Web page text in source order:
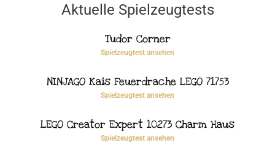
Aktuelle Spielzeugtests
Tudor Corner
Spielzeugtest ansehen
NINJAGO Kais Feuerdrache LEGO 71753
Spielzeugtest ansehen
LEGO Creator Expert 10273 Charm Haus
Spielzeugtest ansehen